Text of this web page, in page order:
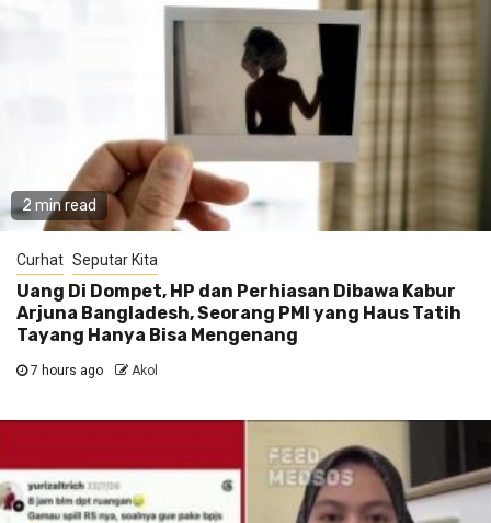
2 min read
Curhat Seputar Kita
Uang Di Dompet, HP dan Perhiasan Dibawa Kabur
Arjuna Bangladesh, Seorang PMI yang Haus Tatih
Tayang Hanya Bisa Mengenang
7 hours ago Akol